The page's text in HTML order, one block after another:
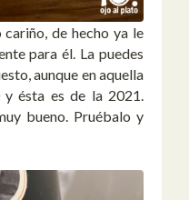
de hecho ya le
para él. La puedes
aunque en aquella
ésta es de la 2021.
bueno. Pruébalo y